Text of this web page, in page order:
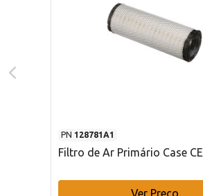
PN 128781A1
Filtro de Ar Primário Case CE
Ver Preço